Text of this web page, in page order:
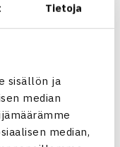
Tietoja
sisällön ja
median
median,
Portugali 20
Patrik Niklas-
kolmannella
Puolan Michal